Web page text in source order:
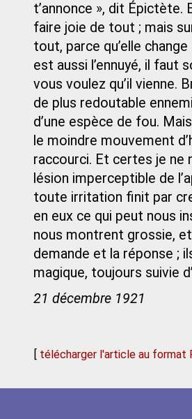
t’annonce », dit Épictète.
faire joie de tout ; mais
tout, parce qu’elle
est aussi l’ennuyé, il faut
vous voulez qu’il vienne.
de plus redoutable
d’une espèce de fou.
le moindre mouvement
raccourci. Et certes je ne
lésion imperceptible de
toute irritation finit par
en eux ce qui peut nous
nous montrent grossie,
demande et la réponse ;
magique, toujours suivie
21 décembre 1921
[ télécharger l'article au format